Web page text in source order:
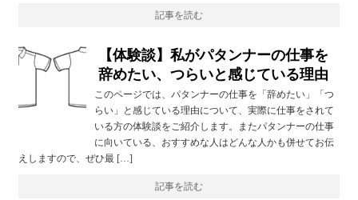
記事を読む
【体験談】私がパタンナーの仕事を
辞めたい、つらいと感じている理由
このページでは、パタンナーの仕事を「辞めたい」「つ
らい」と感じている理由について、実際に仕事をされて
いる方の体験談をご紹介します。またパタンナーの仕事
に向いている、おすすめな人はどんな人かも併せてお伝
えしますので、ぜひ最 […]
記事を読む